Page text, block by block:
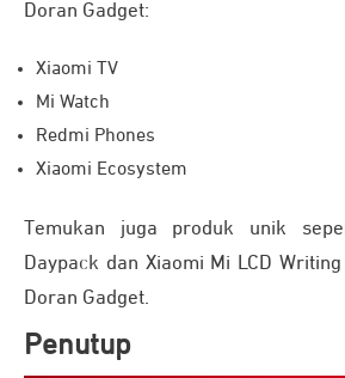
Doran Gadget:
Xiaomi TV
Mi Watch
Redmi Phones
Xiaomi Ecosystem
Temukan juga produk unik
Daypack dan Xiaomi Mi LCD
Doran Gadget.
Penutup